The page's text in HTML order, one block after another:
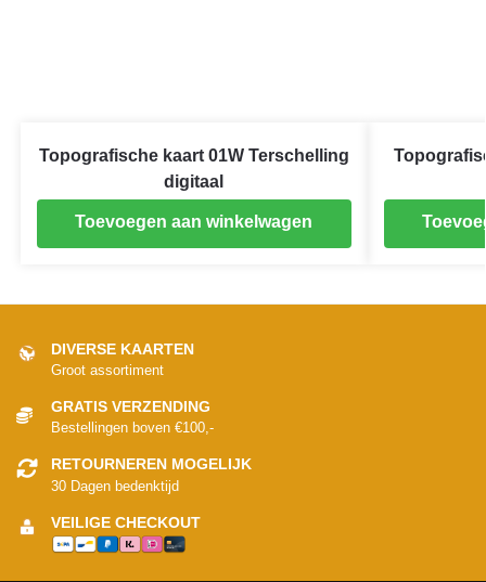
Topografische kaart 01W Terschelling
digitaal
Toevoegen aan winkelwagen
DIVERSE KAARTEN
Groot assortiment
GRATIS VERZENDING
Bestellingen boven €100,-
RETOURNEREN MOGELIJK
30 Dagen bedenktijd
VEILIGE CHECKOUT